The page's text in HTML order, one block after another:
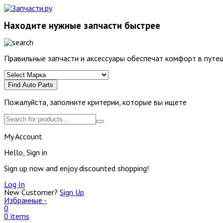
Находите нужные запчасти быстрее
Правильные запчасти и аксессуары обеспечат комфорт в
Find Auto Parts
Пожалуйста, заполните критерии, которые вы ищете
My Account
Hello, Sign in
Sign up now and enjoy discounted shopping!
Log In
New Customer? Sign Up
Избранные -
0
0 items